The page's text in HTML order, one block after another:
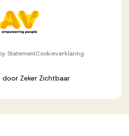
StatementCookieverklaring
door Zeker Zichtbaar